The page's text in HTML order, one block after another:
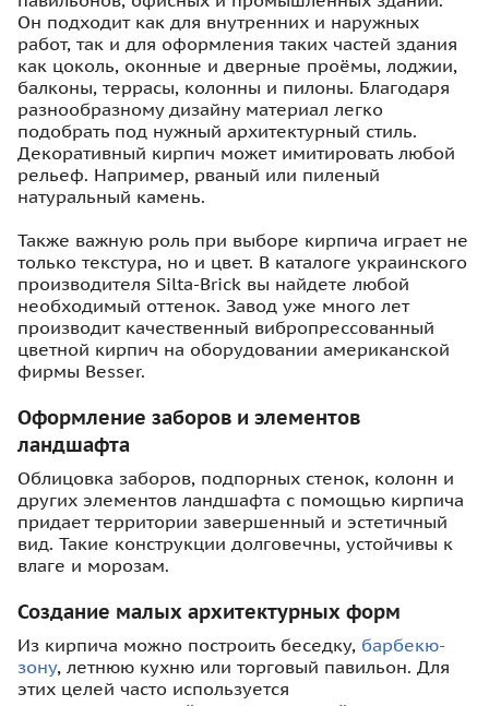
Он подходит как для внутренних и наружных
работ, так и для оформления таких частей здания
как цоколь, оконные и дверные проёмы, лоджии,
балконы, террасы, колонны и пилоны. Благодаря
разнообразному дизайну материал легко
подобрать под нужный архитектурный стиль.
Декоративный кирпич может имитировать любой
рельеф. Например, рваный или пиленый
натуральный камень.
Также важную роль при выборе кирпича играет не
только текстура, но и цвет. В каталоге украинского
производителя Silta-Brick вы найдете любой
необходимый оттенок. Завод уже много лет
производит качественный вибропрессованный
цветной кирпич на оборудовании американской
фирмы Besser.
Оформление заборов и элементов
ландшафта
Облицовка заборов, подпорных стенок, колонн и
других элементов ландшафта с помощью кирпича
придает территории завершенный и эстетичный
вид. Такие конструкции долговечны, устойчивы к
влаге и морозам.
Создание малых архитектурных форм
Из кирпича можно построить беседку, барбекю-
зону, летнюю кухню или торговый павильон. Для
этих целей часто используется